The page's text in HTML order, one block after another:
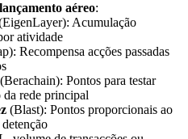
aéreo:
Acumulação
atividade
Recompensa acções passadas
(Berachain): Pontos para testar
da rede principal
(Blast): Pontos proporcionais ao